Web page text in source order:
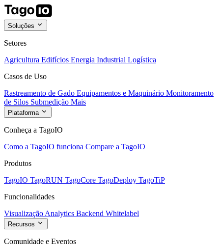
Soluções
Setores
Agricultura Edifícios Energia Industrial Logística
Casos de Uso
Rastreamento de Gado Equipamentos e Maquinário Monitoramento
de Silos Submedição Mais
Plataforma
Conheça a TagoIO
Como a TagoIO funciona Compare a TagoIO
Produtos
TagoIO TagoRUN TagoCore TagoDeploy TagoTiP
Funcionalidades
Visualização Analytics Backend Whitelabel
Recursos
Comunidade e Eventos